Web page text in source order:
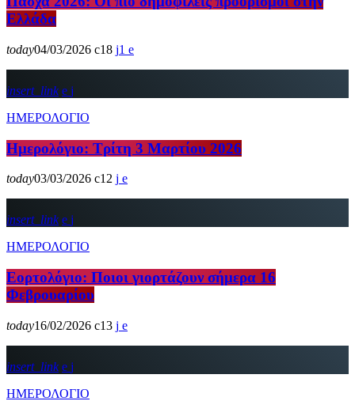
Ελλάδα
today04/03/2026 18 1
insert_link
ΗΜΕΡΟΛΟΓΙΟ
Ημερολόγιο: Τρίτη 3 Μαρτίου 2026
today03/03/2026 12
insert_link
ΗΜΕΡΟΛΟΓΙΟ
Εορτολόγιο: Ποιοι γιορτάζουν σήμερα 16
Φεβρουαρίου
today16/02/2026 13
insert_link
ΗΜΕΡΟΛΟΓΙΟ